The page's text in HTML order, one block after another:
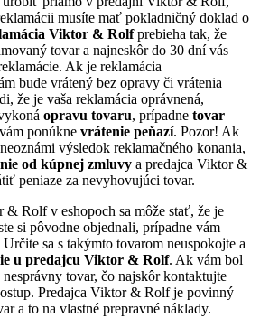
musíte mať pokladničný doklad o
Viktor & Rolfprebieha tak, že
tovar a najneskôr do 30 dní vás
Ak je reklamácia
bude vrátený bez opravy či vrátenia
že je vaša reklamácia oprávnená,
opravu tovaru, prípadne tovar
ponúkne vrátenie peňazí. Pozor! Ak
výsledok reklamačného konania,
od kúpnej zmluvy a predajca Viktor &
peniaze za nevyhovujúci tovar.
Rolf v eshopoch sa môže stať, že je
si pôvodne objednali, prípadne vám
sa s takýmto tovarom neuspokojte a
u predajcu Viktor & Rolf. Ak vám bol
tovar, čo najskôr kontaktujte
Predajca Viktor & Rolf je povinný
a to na vlastné prepravné náklady.